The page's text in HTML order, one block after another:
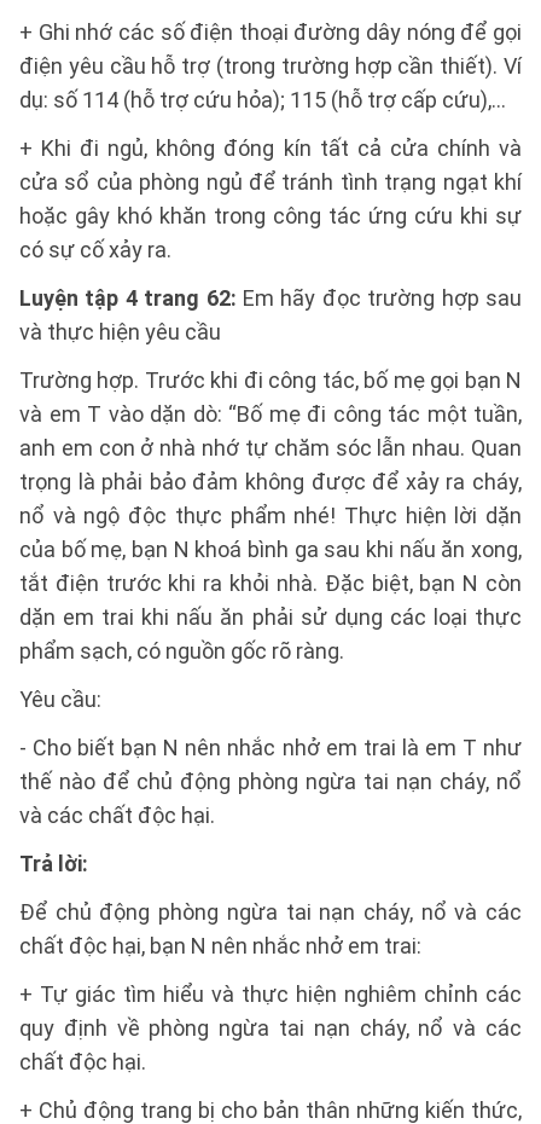
+ Ghi nhớ các số điện thoại đường dây nóng để gọi
điện yêu cầu hỗ trợ (trong trường hợp cần thiết). Ví
dụ: số 114 (hỗ trợ cứu hỏa); 115 (hỗ trợ cấp cứu),…
+ Khi đi ngủ, không đóng kín tất cả cửa chính và
cửa sổ của phòng ngủ để tránh tình trạng ngạt khí
hoặc gây khó khăn trong công tác ứng cứu khi sự
có sự cố xảy ra.
Luyện tập 4 trang 62: Em hãy đọc trường hợp sau
và thực hiện yêu cầu
Trường hợp. Trước khi đi công tác, bố mẹ gọi bạn N
và em T vào dặn dò: “Bố mẹ đi công tác một tuần,
anh em con ở nhà nhớ tự chăm sóc lẫn nhau. Quan
trọng là phải bảo đảm không được để xảy ra cháy,
nổ và ngộ độc thực phẩm nhé! Thực hiện lời dặn
của bố mẹ, bạn N khoá bình ga sau khi nấu ăn xong,
tắt điện trước khi ra khỏi nhà. Đặc biệt, bạn N còn
dặn em trai khi nấu ăn phải sử dụng các loại thực
phẩm sạch, có nguồn gốc rõ ràng.
Yêu cầu:
- Cho biết bạn N nên nhắc nhở em trai là em T như
thế nào để chủ động phòng ngừa tai nạn cháy, nổ
và các chất độc hại.
Trả lời:
Để chủ động phòng ngừa tai nạn cháy, nổ và các
chất độc hại, bạn N nên nhắc nhở em trai:
+ Tự giác tìm hiểu và thực hiện nghiêm chỉnh các
quy định về phòng ngừa tai nạn cháy, nổ và các
chất độc hại.
+ Chủ động trang bị cho bản thân những kiến thức,